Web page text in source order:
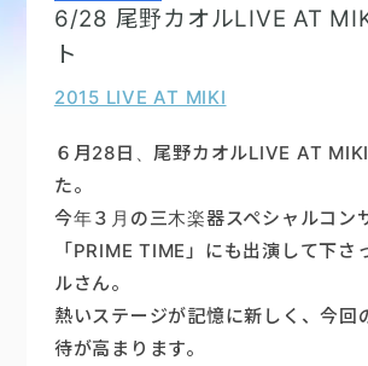
大人のコース
講師募集情報
イベント情報
楽器販売
6/28 尾野カオルLIVE AT
ト
2015 LIVE AT MIKI
６月28日、尾野カオルLIVE AT
た。
今年３月の三木楽器スペシャルコン
「PRIME TIME」にも出演して下さ
ルさん。
熱いステージが記憶に新しく、今回
待が高まります。